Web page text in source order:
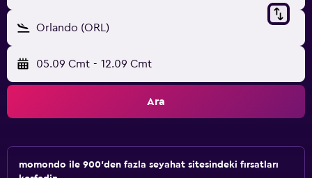
Orlando (ORL)
05.09 Cmt - 12.09 Cmt
Ara
momondo ile 900'den fazla seyahat sitesindeki fırsatları